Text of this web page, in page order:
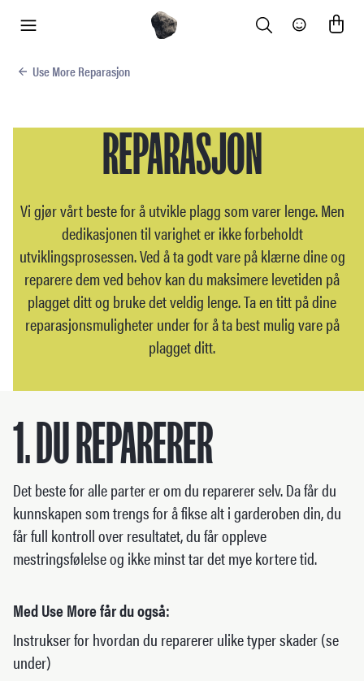
Search Community
Use More Reparasjon
REPARASJON
Vi gjør vårt beste for å utvikle plagg som varer lenge. Men
dedikasjonen til varighet er ikke forbeholdt
utviklingsprosessen. Ved å ta godt vare på klærne dine og
reparere dem ved behov kan du maksimere levetiden på
plagget ditt og bruke det veldig lenge. Ta en titt på dine
reparasjonsmuligheter under for å ta best mulig vare på
plagget ditt.
1. DU REPARERER
Det beste for alle parter er om du reparerer selv. Da får du
kunnskapen som trengs for å fikse alt i garderoben din, du
får full kontroll over resultatet, du får oppleve
mestringsfølelse og ikke minst tar det mye kortere tid.
Med Use More får du også:
Instrukser for hvordan du reparerer ulike typer skader (se
under)